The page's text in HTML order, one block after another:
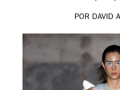
POR DAVID